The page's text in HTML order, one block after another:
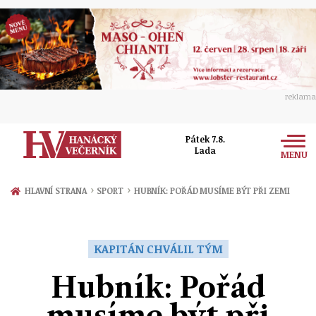
reklama
Pátek 7.8.
Lada
MENU
Zprávy
Přerov
Ekonomika
Hudba
Společnost
Sport
HLAVNÍ STRANA › SPORT › HUBNÍK: POŘÁD MUSÍME BÝT PŘI ZEMI
KAPITÁN CHVÁLIL TÝM
Hubník: Pořád